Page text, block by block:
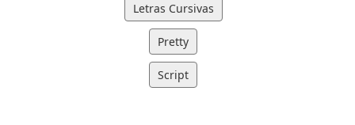
Letras Cursivas
Pretty
Script